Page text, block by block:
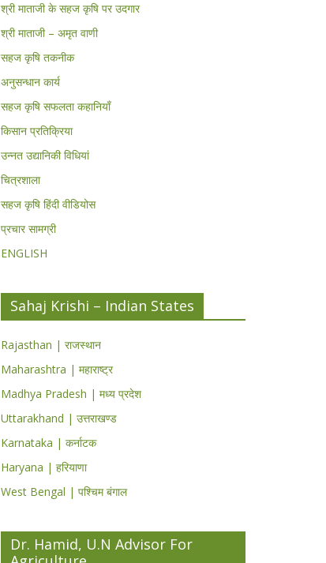
श्री माताजी के सहज कृषि पर उदगार
श्री माताजी – अमृत वाणी
सहज कृषि तकनीक
अनुसन्धान कार्य
सहज कृषि सफलता कहानियाँ
किसान प्रतिक्रिया
उन्नत उद्यानिकी विधियां
चित्रशाला
सहज कृषि हिंदी वीडियोस
प्रचार सामग्री
ENGLISH
Sahaj Krishi – Indian States
Rajasthan | राजस्थान
Maharashtra | महाराष्ट्र
Madhya Pradesh | मध्य प्रदेश
Uttarakhand | उत्तराखण्ड
Karnataka | कर्नाटक
Haryana | हरियाणा
West Bengal | पश्चिम बंगाल
Dr. Hamid, U.N Advisor For